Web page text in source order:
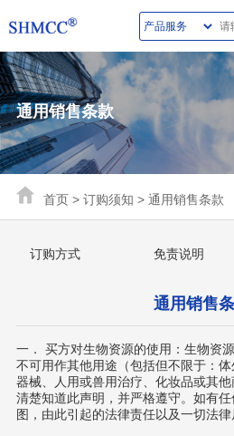
通用销售条款
首页> 订购须知 > 通用销售条款
订购方式 免责说明
通用销售
一． 买方对生物资源的使用：生物资
不可用作其他用途（包括但不限于：
器械、人用或兽用治疗、化妆品或其
清楚知道此声明，并严格遵守。如有
图，由此引起的法律责任以及一切法律